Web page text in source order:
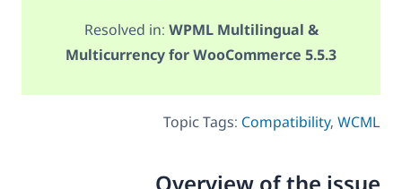
Resolved in: WPML Multilingual &
Multicurrency for WooCommerce 5.5.3
Topic Tags: Compatibility, WCML